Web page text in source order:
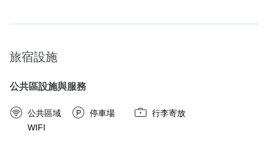
旅宿設施
公共區設施與服務
公共區域
WIFI
停車場 行李寄放